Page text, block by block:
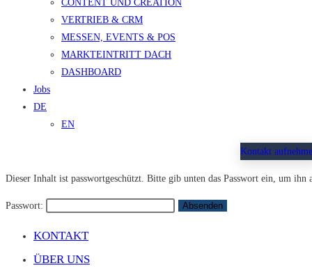
CONTENT UND CREATION
VERTRIEB & CRM
MESSEN, EVENTS & POS
MARKTEINTRITT DACH
DASHBOARD
Jobs
DE
EN
Kontakt
Dieser Inhalt ist passwortgeschützt. Bitte gib unten das Passwort ein, um ihn
Passwort:
KONTAKT
ÜBER UNS